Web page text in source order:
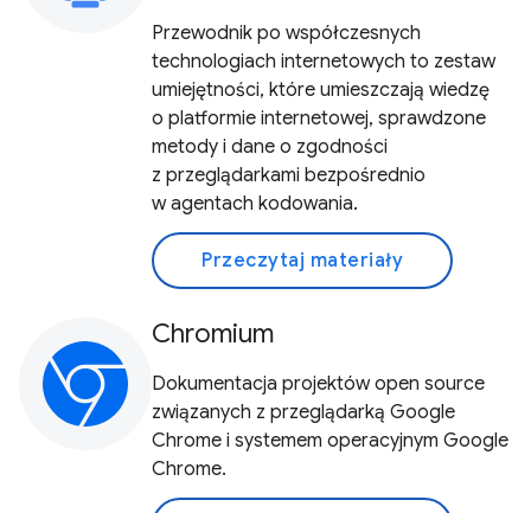
Przewodnik po współczesnych
technologiach internetowych to zestaw
umiejętności, które umieszczają wiedzę
o platformie internetowej, sprawdzone
metody i dane o zgodności
z przeglądarkami bezpośrednio
w agentach kodowania.
Przeczytaj materiały
Chromium
Dokumentacja projektów open source
związanych z przeglądarką Google
Chrome i systemem operacyjnym Google
Chrome.